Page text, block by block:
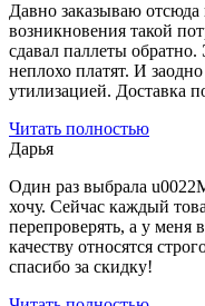
Давно заказываю
возникновения такой
сдавал паллеты
неплохо платят. И
утилизацией.
Читать полностью
Дарья
Один раз выбрала
хочу. Сейчас каждый
перепроверять, а у меня
качеству относятся
спасибо за скидку!